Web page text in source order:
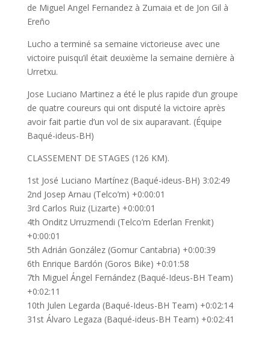
de Miguel Angel Fernandez à Zumaia et de Jon Gil à
Ereño
Lucho a terminé sa semaine victorieuse avec une
victoire puisqu’il était deuxième la semaine dernière à
Urretxu.
Jose Luciano Martinez a été le plus rapide d’un groupe
de quatre coureurs qui ont disputé la victoire après
avoir fait partie d’un vol de six auparavant. (Équipe
Baqué-ideus-BH)
CLASSEMENT DE STAGES (126 KM).
1st José Luciano Martínez (Baqué-ideus-BH) 3:02:49
2nd Josep Arnau (Telco’m) +0:00:01
3rd Carlos Ruiz (Lizarte) +0:00:01
4th Onditz Urruzmendi (Telco’m Ederlan Frenkit)
+0:00:01
5th Adrián González (Gomur Cantabria) +0:00:39
6th Enrique Bardón (Goros Bike) +0:01:58
7th Miguel Ángel Fernández (Baqué-Ideus-BH Team)
+0:02:11
10th Julen Legarda (Baqué-Ideus-BH Team) +0:02:14
31st Álvaro Legaza (Baqué-ideus-BH Team) +0:02:41